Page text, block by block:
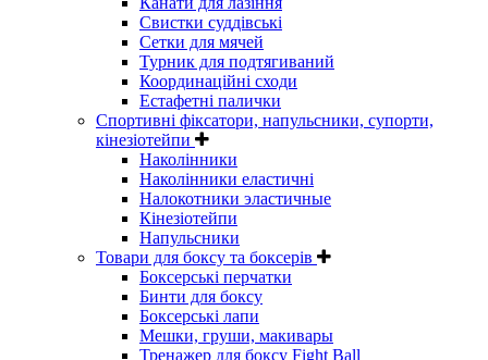
Свистки суддівські
Сетки для мячей
Турник для подтягиваний
Координаційні сходи
Естафетні палички
Спортивні фіксатори, напульсники, супорти,
кінезіотейпи
Наколінники
Наколінники еластичні
Налокотники эластичные
Кінезіотейпи
Напульсники
Товари для боксу та боксерів
Боксерські перчатки
Бинти для боксу
Боксерські лапи
Мешки, груши, макивары
Тренажер для боксу Fight Ball